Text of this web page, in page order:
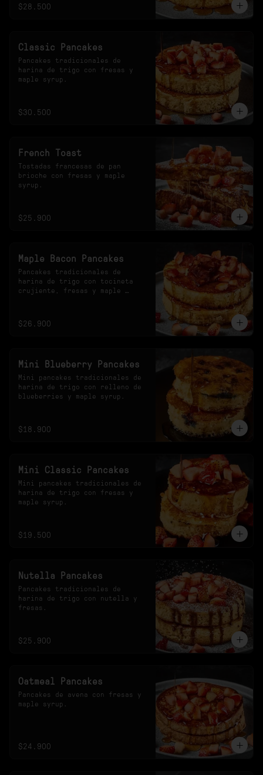
$28.500
Classic Pancakes
Pancakes tradicionales de
harina de trigo con fresas y
maple syrup.
$30.500
French Toast
Tostadas francesas de pan
brioche con fresas y maple
syrup.
$25.900
Maple Bacon Pancakes
Pancakes tradicionales de
harina de trigo con tocineta
crujiente, fresas y maple
$26.900
Mini Blueberry Pancakes
Mini pancakes tradicionales de
harina de trigo con relleno de
blueberries y maple syrup.
$18.900
Mini Classic Pancakes
Mini pancakes tradicionales de
harina de trigo con fresas y
maple syrup.
$19.500
Nutella Pancakes
Pancakes tradicionales de
harina de trigo con nutella y
fresas.
$25.900
Oatmeal Pancakes
Pancakes de avena con fresas y
maple syrup.
$24.900